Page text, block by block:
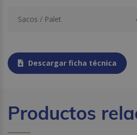
Sacos / Palet
Descargar ficha técnica
Productos